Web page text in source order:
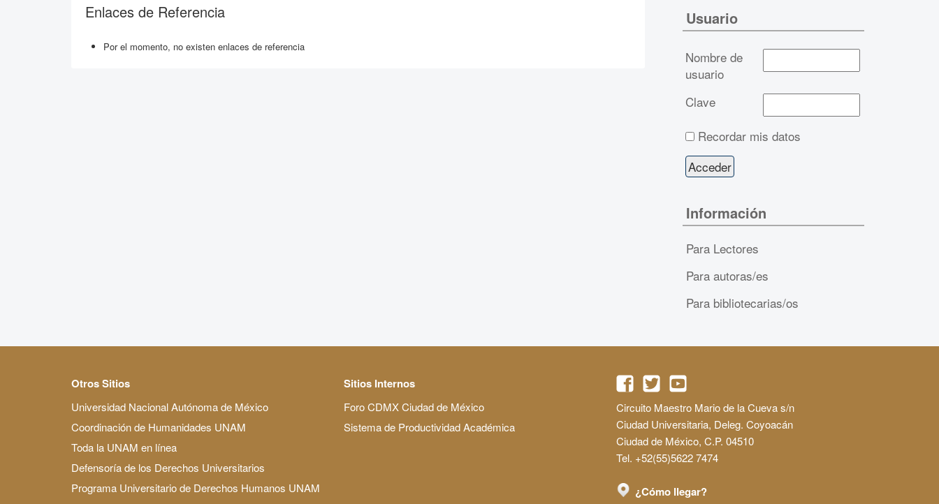
Enlaces de Referencia
Por el momento, no existen enlaces de referencia
Usuario
Nombre de
usuario
Clave
Recordar mis datos
Información
Para Lectores
Para autoras/es
Para bibliotecarias/os
Otros Sitios
Universidad Nacional Autónoma de México
Coordinación de Humanidades UNAM
Toda la UNAM en línea
Defensoría de los Derechos Universitarios
Programa Universitario de Derechos Humanos UNAM
Sitios Internos
Foro CDMX Ciudad de México
Sistema de Productividad Académica
Circuito Maestro Mario de la Cueva s/n
Ciudad Universitaria, Deleg. Coyoacán
Ciudad de México, C.P. 04510
Tel. +52(55)5622 7474
¿Cómo llegar?